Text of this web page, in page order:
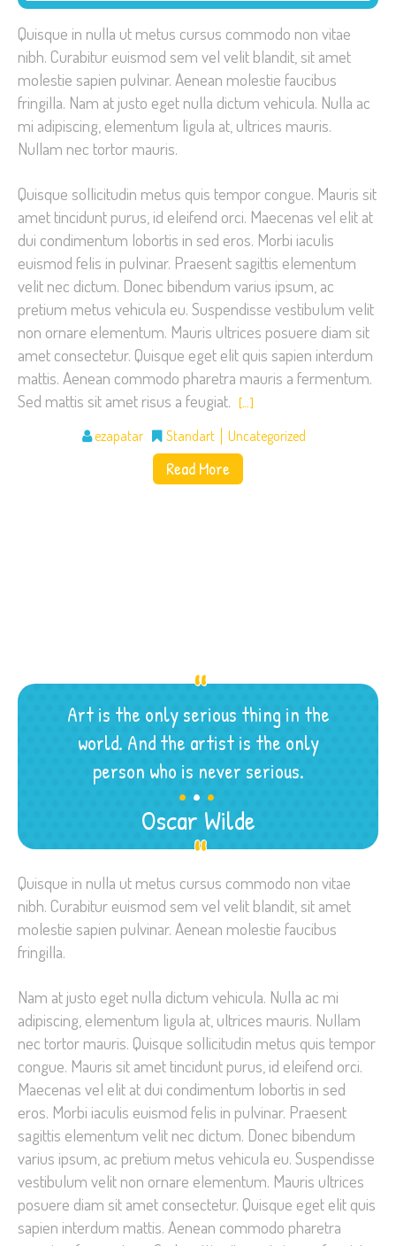
Quisque in nulla ut metus cursus commodo non vitae
nibh. Curabitur euismod sem vel velit blandit, sit amet
molestie sapien pulvinar. Aenean molestie faucibus
fringilla. Nam at justo eget nulla dictum vehicula. Nulla ac
mi adipiscing, elementum ligula at, ultrices mauris.
Nullam nec tortor mauris.
Quisque sollicitudin metus quis tempor congue. Mauris sit
amet tincidunt purus, id eleifend orci. Maecenas vel elit at
dui condimentum lobortis in sed eros. Morbi iaculis
euismod felis in pulvinar. Praesent sagittis elementum
velit nec dictum. Donec bibendum varius ipsum, ac
pretium metus vehicula eu. Suspendisse vestibulum velit
non ornare elementum. Mauris ultrices posuere diam sit
amet consectetur. Quisque eget elit quis sapien interdum
mattis. Aenean commodo pharetra mauris a fermentum.
Sed mattis sit amet risus a feugiat. […]
ezapatar Standart Uncategorized
Read More
Art is the only serious thing in the
world. And the artist is the only
person who is never serious.
...
Oscar Wilde
Quisque in nulla ut metus cursus commodo non vitae
nibh. Curabitur euismod sem vel velit blandit, sit amet
molestie sapien pulvinar. Aenean molestie faucibus
fringilla.
Nam at justo eget nulla dictum vehicula. Nulla ac mi
adipiscing, elementum ligula at, ultrices mauris. Nullam
nec tortor mauris. Quisque sollicitudin metus quis tempor
congue. Mauris sit amet tincidunt purus, id eleifend orci.
Maecenas vel elit at dui condimentum lobortis in sed
eros. Morbi iaculis euismod felis in pulvinar. Praesent
sagittis elementum velit nec dictum. Donec bibendum
varius ipsum, ac pretium metus vehicula eu. Suspendisse
vestibulum velit non ornare elementum. Mauris ultrices
posuere diam sit amet consectetur. Quisque eget elit quis
sapien interdum mattis. Aenean commodo pharetra